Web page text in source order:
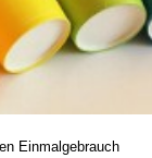
Einmalgebrauch